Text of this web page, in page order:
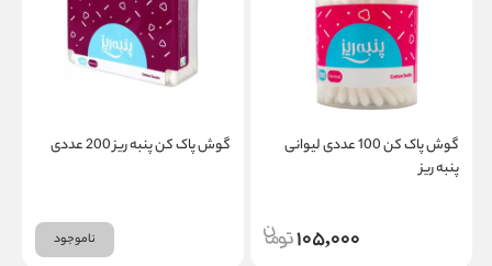
گوش پاک کن 100 عددی لیوانی
پنبه ریز
105,000
گوش پاک کن پنبه ریز 200 عددی
ناموجود